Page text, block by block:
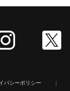
バシーポリシー